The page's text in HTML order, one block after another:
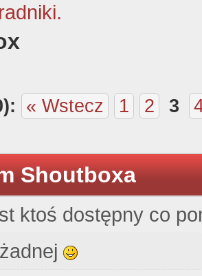
« Wstecz 1 2 3
Shoutboxa
ktoś dostępny co